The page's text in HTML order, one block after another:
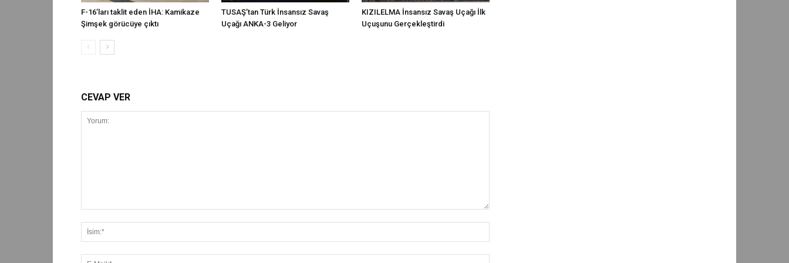
F-16’ları taklit eden İHA: Kamikaze
Şimşek görücüye çıktı
TUSAŞ’tan Türk İnsansız Savaş
Uçağı ANKA-3 Geliyor
KIZILELMA İnsansız Savaş Uçağı İlk
Uçuşunu Gerçekleştirdi
CEVAP VER